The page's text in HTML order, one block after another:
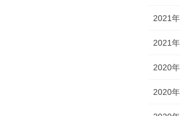
2021
2021
2020
2020